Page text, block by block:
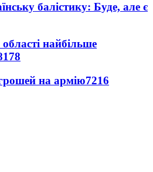
балістику: Буде, але є
найбільше
на армію7216